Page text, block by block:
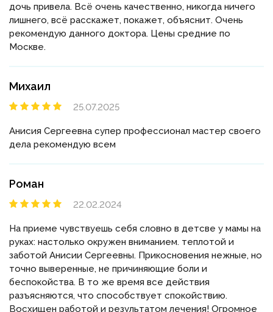
дочь привела. Всё очень качественно, никогда ничего
лишнего, всё расскажет, покажет, объяснит. Очень
рекомендую данного доктора. Цены средние по
Москве.
Михаил
25.07.2025
Анисия Сергеевна супер профессионал мастер своего
дела рекомендую всем
Роман
22.02.2024
На приеме чувствуешь себя словно в детсве у мамы на
руках: настолько окружен вниманием. теплотой и
заботой Анисии Сергеевны. Прикосновения нежные, но
точно выверенные, не причиняющие боли и
беспокойства. В то же время все действия
разъясняются, что способствует спокойствию.
Восхищен работой и результатом лечения! Огромное